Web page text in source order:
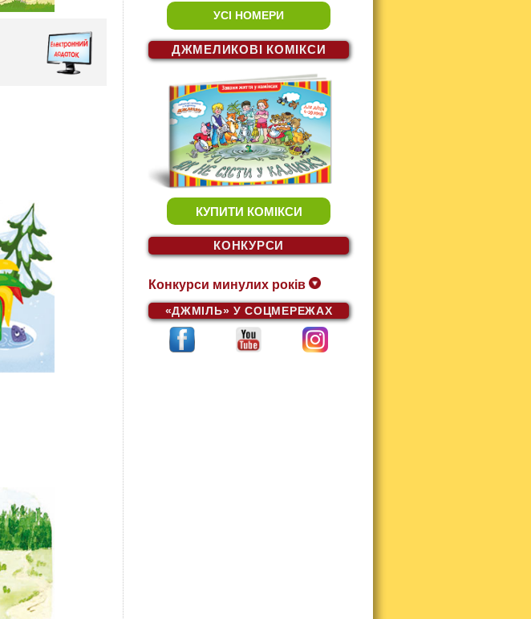
УСІ НОМЕРИ
ДЖМЕЛИКОВІ КОМІКСИ
КУПИТИ КОМІКСИ
КОНКУРСИ
Конкурси минулих років
«ДЖМІЛЬ» У СОЦМЕРЕЖАХ